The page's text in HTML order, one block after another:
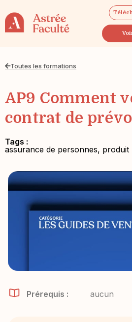
Toutes les formations
AP9 Comment
contrat de
Tags :
assurance de personnes, produit
Prérequis : aucun